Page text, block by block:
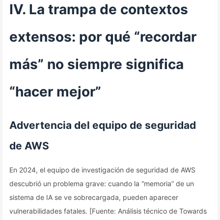
IV. La trampa de contextos
extensos: por qué “recordar
más” no siempre significa
“hacer mejor”
Advertencia del equipo de seguridad
de AWS
En 2024, el equipo de investigación de seguridad de AWS
descubrió un problema grave: cuando la “memoria” de un
sistema de IA se ve sobrecargada, pueden aparecer
vulnerabilidades fatales. [Fuente: Análisis técnico de Towards